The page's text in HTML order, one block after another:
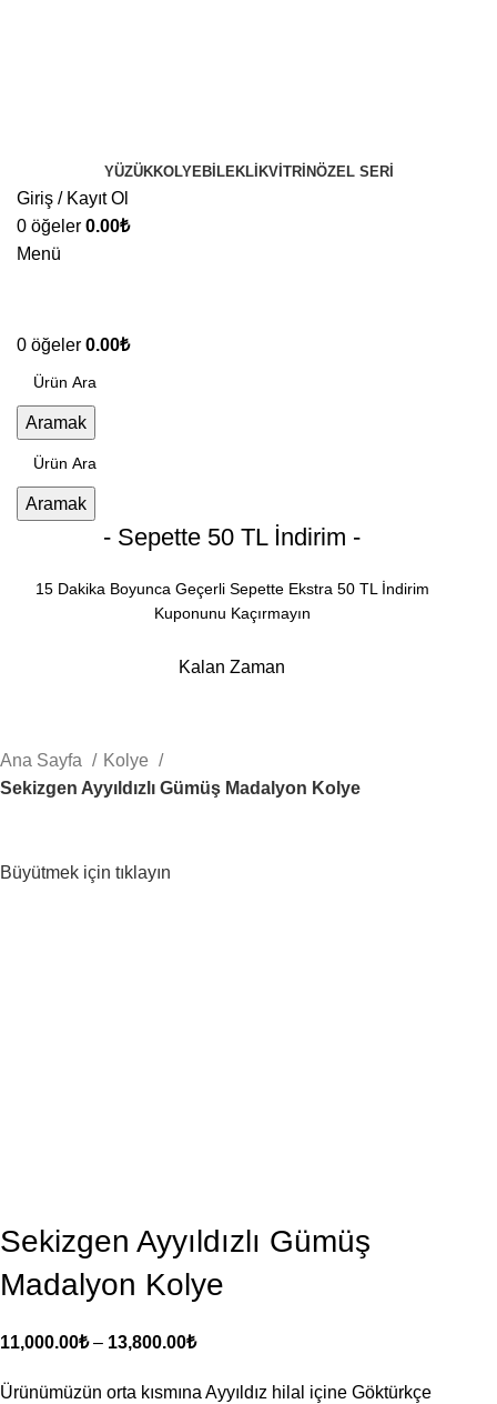
YÜZÜKKOLYE BILEKLIKVITRINÖZEL SERI
Giriş / Kayıt Ol
0 öğeler 0.00₺
Menü
0 öğeler 0.00₺
Aramak
Aramak
- Sepette 50 TL İndirim -
15 Dakika Boyunca Geçerli Sepette Ekstra 50 TL İndirim
Kuponunu Kaçırmayın
Kalan Zaman
Ana Sayfa
Kolye
Sekizgen Ayyıldızlı Gümüş Madalyon Kolye
Büyütmek için tıklayın
Sekizgen Ayyıldızlı Gümüş
Madalyon Kolye
11,000.00₺ – 13,800.00₺
Ürünümüzün orta kısmına Ayyıldız hilal içine Göktürkçe